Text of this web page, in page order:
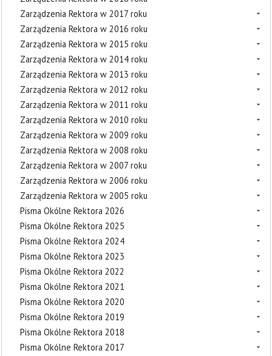
Zarządzenia Rektora w 2017 roku
Zarządzenia Rektora w 2016 roku
Zarządzenia Rektora w 2015 roku
Zarządzenia Rektora w 2014 roku
Zarządzenia Rektora w 2013 roku
Zarządzenia Rektora w 2012 roku
Zarządzenia Rektora w 2011 roku
Zarządzenia Rektora w 2010 roku
Zarządzenia Rektora w 2009 roku
Zarządzenia Rektora w 2008 roku
Zarządzenia Rektora w 2007 roku
Zarządzenia Rektora w 2006 roku
Zarządzenia Rektora w 2005 roku
Pisma Okólne Rektora 2026
Pisma Okólne Rektora 2025
Pisma Okólne Rektora 2024
Pisma Okólne Rektora 2023
Pisma Okólne Rektora 2022
Pisma Okólne Rektora 2021
Pisma Okólne Rektora 2020
Pisma Okólne Rektora 2019
Pisma Okólne Rektora 2018
Pisma Okólne Rektora 2017